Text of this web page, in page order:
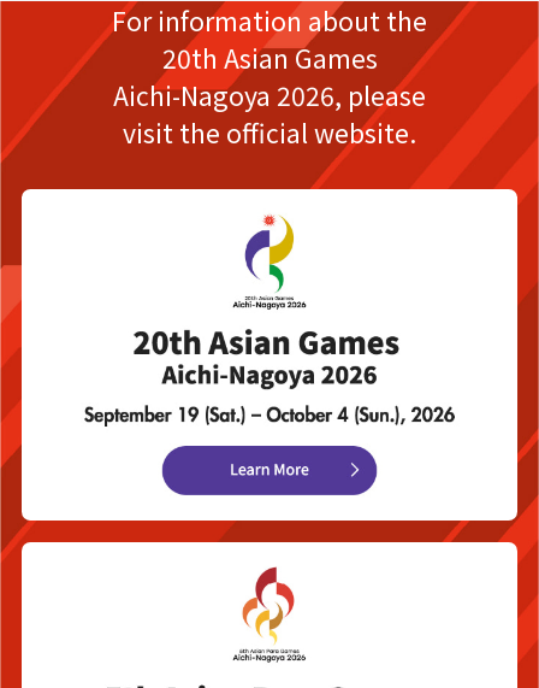
For information about the
20th Asian Games
Aichi-Nagoya 2026, please
visit the official website.